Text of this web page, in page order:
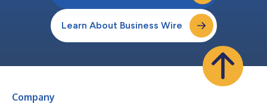
Learn About Business Wire
Company